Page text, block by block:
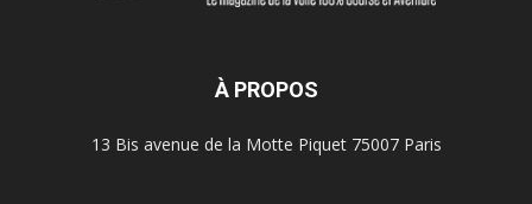
À PROPOS
13 Bis avenue de la Motte Piquet 75007 Paris